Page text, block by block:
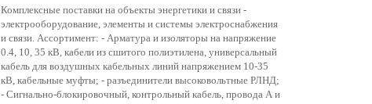
Комплексные поставки на объекты энергетики и связи -
электрооборудование, элементы и системы электроснабжения
и связи. Ассортимент: - Арматура и изоляторы на напряжение
0.4, 10, 35 кВ, кабели из сшитого полиэтилена, универсальный
кабель для воздушных кабельных линий напряжением 10-35
кВ, кабельные муфты; - разъединители высоковольтные РЛНД;
- Сигнально-блокировочный, контрольный кабель, провода А и